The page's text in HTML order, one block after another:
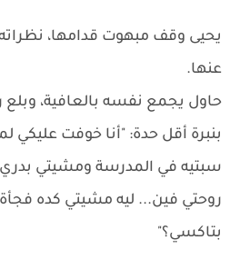
يحيى وقف مبهوت قدامها،
عنها.
حاول يجمع نفسه بالعافية، وبلع
بنبرة أقل حدة: "أنا خوفت عليكي
سبتيه في المدرسة ومشيتي
روحتي فين... ليه مشيتي كده
بتاكسي؟"